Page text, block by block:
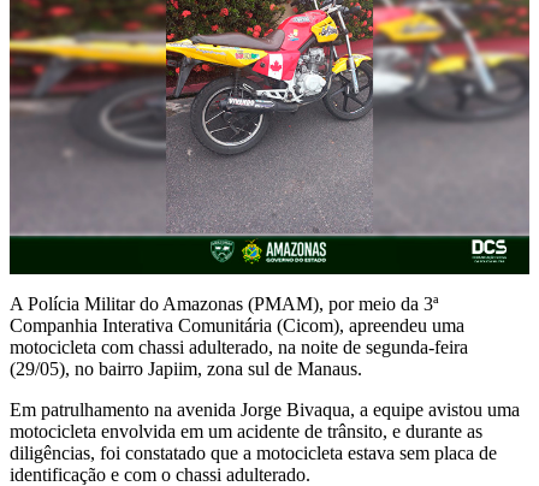
A Polícia Militar do Amazonas (PMAM), por meio da 3ª
Companhia Interativa Comunitária (Cicom), apreendeu uma
motocicleta com chassi adulterado, na noite de segunda-feira
(29/05), no bairro Japiim, zona sul de Manaus.
Em patrulhamento na avenida Jorge Bivaqua, a equipe avistou uma
motocicleta envolvida em um acidente de trânsito, e durante as
diligências, foi constatado que a motocicleta estava sem placa de
identificação e com o chassi adulterado.